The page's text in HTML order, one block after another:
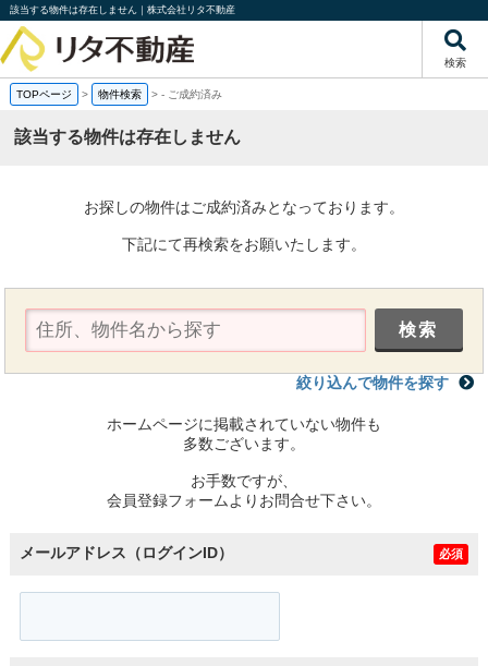
該当する物件は存在しません｜株式会社リタ不動産
検索
TOPページ > 物件検索 >- ご成約済み
該当する物件は存在しません
お探しの物件はご成約済みとなっております。
下記にて再検索をお願いたします。
絞り込んで物件を探す
ホームページに掲載されていない物件も
多数ございます。
お手数ですが、
会員登録フォームよりお問合せ下さい。
メールアドレス（ログインID） 必須